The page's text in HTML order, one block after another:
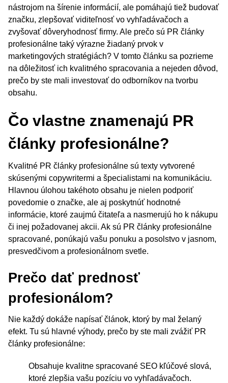
nástrojom na šírenie informácií, ale pomáhajú tiež budovať
značku, zlepšovať viditeľnosť vo vyhľadávačoch a
zvyšovať dôveryhodnosť firmy. Ale prečo sú PR články
profesionálne taký výrazne žiadaný prvok v
marketingových stratégiách? V tomto článku sa pozrieme
na dôležitosť ich kvalitného spracovania a nejeden dôvod,
prečo by ste mali investovať do odborníkov na tvorbu
obsahu.
Čo vlastne znamenajú PR
články profesionálne?
Kvalitné PR články profesionálne sú texty vytvorené
skúsenými copywritermi a špecialistami na komunikáciu.
Hlavnou úlohou takéhoto obsahu je nielen podporiť
povedomie o značke, ale aj poskytnúť hodnotné
informácie, ktoré zaujmú čitateľa a nasmerujú ho k nákupu
či inej požadovanej akcii. Ak sú PR články profesionálne
spracované, ponúkajú vašu ponuku a posolstvo v jasnom,
presvedčivom a profesionálnom svetle.
Prečo dať prednosť
profesionálom?
Nie každý dokáže napísať článok, ktorý by mal želaný
efekt. Tu sú hlavné výhody, prečo by ste mali zvážiť PR
články profesionálne:
Obsahuje kvalitne spracované SEO kľúčové slová,
ktoré zlepšia vašu pozíciu vo vyhľadávačoch.